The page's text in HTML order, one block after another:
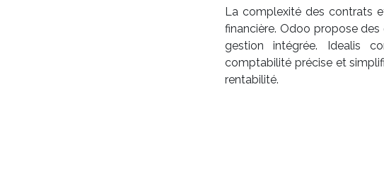
La complexité des contrats
financière. Odoo propose
gestion intégrée. Idealis
comptabilité précise et
rentabilité.